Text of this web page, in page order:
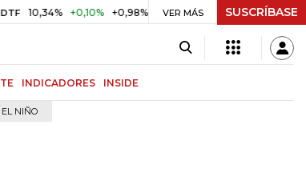
+0,10% +0,98% UVR $ 416,81 +$ 0,05 +0,01%
VER MÁS SUSCRÍBASE
INDICADORES INSIDE
NIÑO